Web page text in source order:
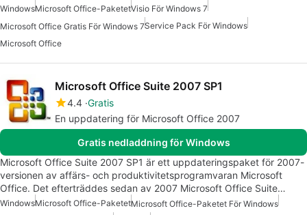
WindowsMicrosoft Office-PaketetVisio För Windows 7
Microsoft Office Gratis För Windows 7Service Pack För Windows
Microsoft Office
Microsoft Office Suite 2007 SP1
4.4 Gratis
En uppdatering för Microsoft Office 2007
Gratis nedladdning för Windows
Microsoft Office Suite 2007 SP1 är ett uppdateringspaket för 2007-
versionen av affärs- och produktivitetsprogramvaran Microsoft
Office. Det efterträddes sedan av 2007 Microsoft Office Suite…
WindowsMicrosoft Office-PaketetMicrosoft Office-Paketet För Windows